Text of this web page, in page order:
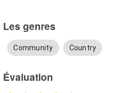
Les genres
Community Country
Évaluation